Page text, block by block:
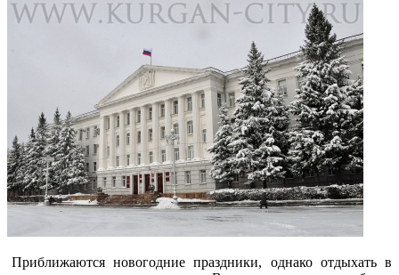
Приближаются новогодние праздники, однако отдыхать в